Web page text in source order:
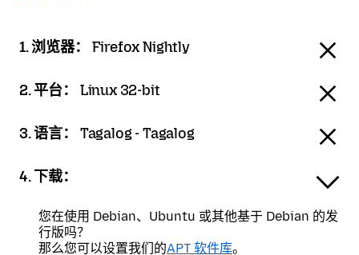
1. 浏览器： Firefox Nightly
2. 平台： Linux 32-bit
3. 语言： Tagalog - Tagalog
4. 下载：
您在使用 Debian、Ubuntu 或其他基于 Debian 的发
行版吗？
那么您可以设置我们的APT 软件库。